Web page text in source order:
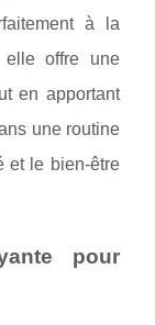
à la
elle offre une
en apportant
une routine
et le bien-être
pour